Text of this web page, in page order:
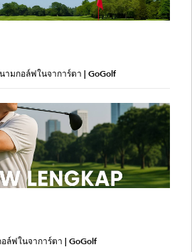
ามกอล์ฟในจาการ์ตา | GoGolf
ล์ฟในจาการ์ตา | GoGolf